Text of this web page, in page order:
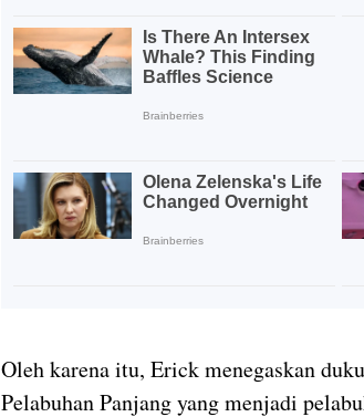
Oleh karena itu, Erick menegaskan
Pelabuhan Panjang yang menjadi